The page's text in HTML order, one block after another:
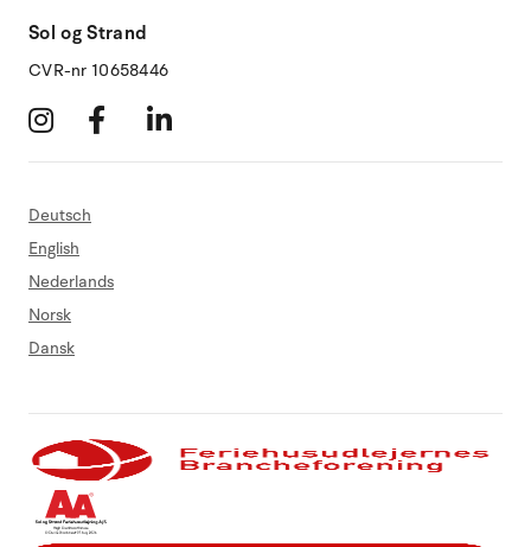
Sol og Strand
CVR-nr 10658446
Deutsch
English
Nederlands
Norsk
Dansk